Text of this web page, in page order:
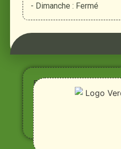
- Dimanche : Fermé
Entre
Rhône,
Alpilles
et
Durance